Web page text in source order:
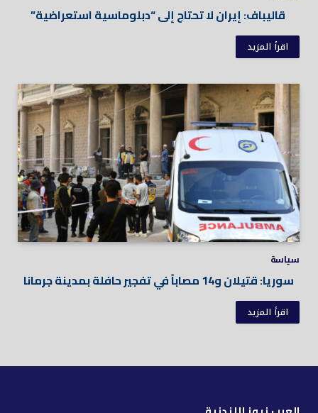
قاليباف: إيران لا تحتاج إلى “دبلوماسية استعراضية”
اقرأ المزيد
سياسة
سوريا: قتيلان و14 مصاباً في تفجير حافلة بمدينة جرمانا
اقرأ المزيد